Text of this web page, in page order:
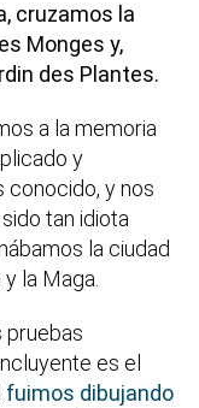
cruzamos la
Monges y,
des Plantes.
a la memoria
y
conocido, y nos
tan idiota
la ciudad
la Maga.
pruebas
es el
fuimos dibujando